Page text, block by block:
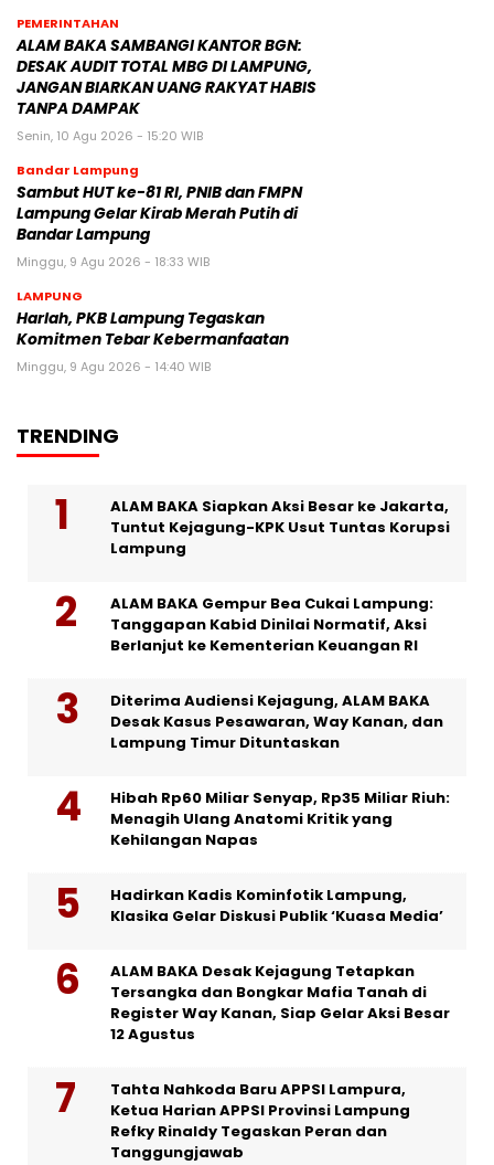
PEMERINTAHAN
ALAM BAKA SAMBANGI KANTOR BGN:
DESAK AUDIT TOTAL MBG DI LAMPUNG,
JANGAN BIARKAN UANG RAKYAT HABIS
TANPA DAMPAK
Senin, 10 Agu 2026 - 15:20 WIB
Bandar Lampung
Sambut HUT ke-81 RI, PNIB dan FMPN
Lampung Gelar Kirab Merah Putih di
Bandar Lampung
Minggu, 9 Agu 2026 - 18:33 WIB
LAMPUNG
Harlah, PKB Lampung Tegaskan
Komitmen Tebar Kebermanfaatan
Minggu, 9 Agu 2026 - 14:40 WIB
TRENDING
ALAM BAKA Siapkan Aksi Besar ke Jakarta,
Tuntut Kejagung-KPK Usut Tuntas Korupsi
Lampung
ALAM BAKA Gempur Bea Cukai Lampung:
Tanggapan Kabid Dinilai Normatif, Aksi
Berlanjut ke Kementerian Keuangan RI
Diterima Audiensi Kejagung, ALAM BAKA
Desak Kasus Pesawaran, Way Kanan, dan
Lampung Timur Dituntaskan
Hibah Rp60 Miliar Senyap, Rp35 Miliar Riuh:
Menagih Ulang Anatomi Kritik yang
Kehilangan Napas
Hadirkan Kadis Kominfotik Lampung,
Klasika Gelar Diskusi Publik ‘Kuasa Media’
ALAM BAKA Desak Kejagung Tetapkan
Tersangka dan Bongkar Mafia Tanah di
Register Way Kanan, Siap Gelar Aksi Besar
12 Agustus
Tahta Nahkoda Baru APPSI Lampura,
Ketua Harian APPSI Provinsi Lampung
Refky Rinaldy Tegaskan Peran dan
Tanggungjawab